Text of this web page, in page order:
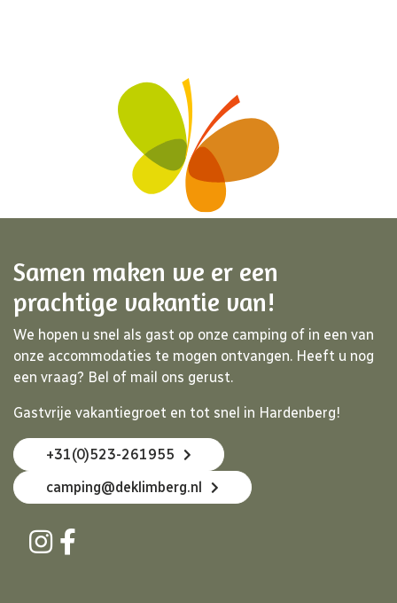
Samen maken we er een
prachtige vakantie van!
We hopen u snel als gast op onze camping of in een van
onze accommodaties te mogen ontvangen. Heeft u nog
een vraag? Bel of mail ons gerust.
Gastvrije vakantiegroet en tot snel in Hardenberg!
+31(0)523-261955
camping@deklimberg.nl